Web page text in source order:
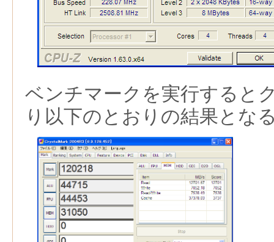
ベンチマークを実行すると
り以下のとおりの結果とな